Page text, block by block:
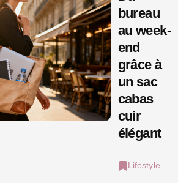
bureau
au week-
end
grâce à
un sac
cabas
cuir
élégant
Lifestyle